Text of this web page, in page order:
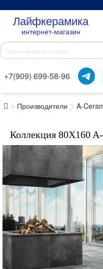
Лайфкерамика
интернет-магазин
+7(909) 699-58-96
Производители A-
Коллекция 80X160